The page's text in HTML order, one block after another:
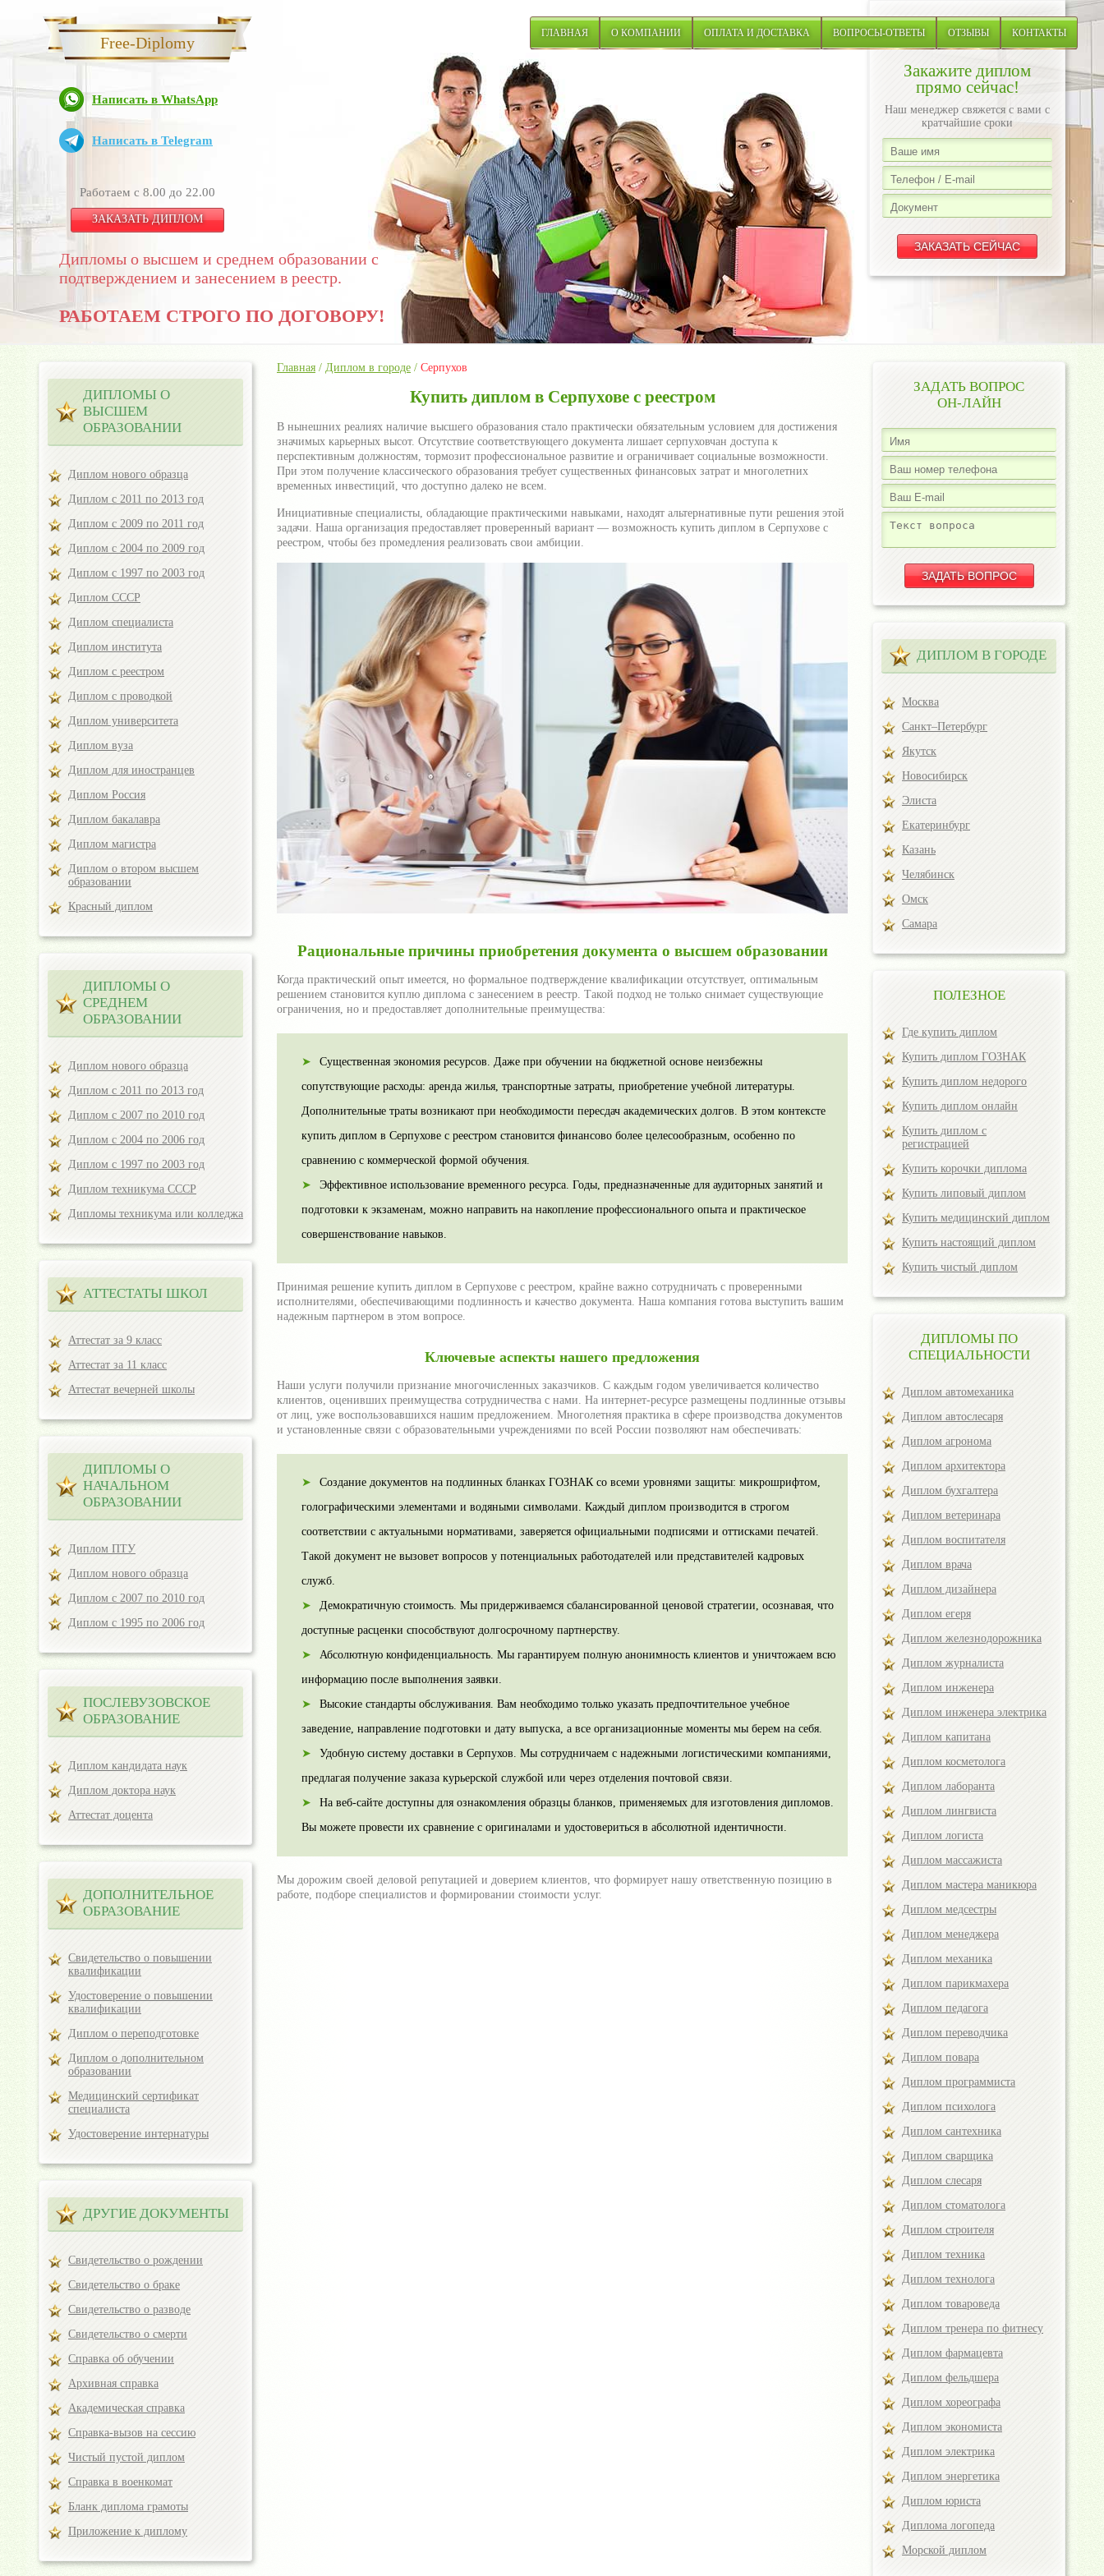
Free-Diplomy
Написать в WhatsApp
Написать в Telegram
Работаем с 8.00 до 22.00
ЗАКАЗАТЬ ДИПЛОМ
Дипломы о высшем и среднем образовании с
подтверждением и занесением в реестр.
РАБОТАЕМ СТРОГО ПО ДОГОВОРУ!
ГЛАВНАЯ О КОМПАНИИ ОПЛАТА И ДОСТАВКА ВОПРОСЫ-ОТВЕТЫ ОТЗЫВЫ КОНТАКТЫ
Закажите диплом
прямо сейчас!
Наш менеджер свяжется с вами с
кратчайшие сроки
Главная / Диплом в городе / Серпухов
Купить диплом в Серпухове с реестром
В нынешних реалиях наличие высшего образования стало практически обязательным условием для достижения
значимых карьерных высот. Отсутствие соответствующего документа лишает серпуховчан доступа к
перспективным должностям, тормозит профессиональное развитие и ограничивает социальные возможности.
При этом получение классического образования требует существенных финансовых затрат и многолетних
временных инвестиций, что доступно далеко не всем.
Инициативные специалисты, обладающие практическими навыками, находят альтернативные пути решения этой
задачи. Наша организация предоставляет проверенный вариант — возможность купить диплом в Серпухове с
реестром, чтобы без промедления реализовать свои амбиции.
Рациональные причины приобретения документа о высшем образовании
Когда практический опыт имеется, но формальное подтверждение квалификации отсутствует, оптимальным
решением становится куплю диплома с занесением в реестр. Такой подход не только снимает существующие
ограничения, но и предоставляет дополнительные преимущества:
Существенная экономия ресурсов. Даже при обучении на бюджетной основе неизбежны
сопутствующие расходы: аренда жилья, транспортные затраты, приобретение учебной литературы.
Дополнительные траты возникают при необходимости пересдач академических долгов. В этом контексте
купить диплом в Серпухове с реестром становится финансово более целесообразным, особенно по
сравнению с коммерческой формой обучения.
Эффективное использование временного ресурса. Годы, предназначенные для аудиторных занятий и
подготовки к экзаменам, можно направить на накопление профессионального опыта и практическое
совершенствование навыков.
Принимая решение купить диплом в Серпухове с реестром, крайне важно сотрудничать с проверенными
исполнителями, обеспечивающими подлинность и качество документа. Наша компания готова выступить вашим
надежным партнером в этом вопросе.
Ключевые аспекты нашего предложения
Наши услуги получили признание многочисленных заказчиков. С каждым годом увеличивается количество
клиентов, оценивших преимущества сотрудничества с нами. На интернет-ресурсе размещены подлинные отзывы
от лиц, уже воспользовавшихся нашим предложением. Многолетняя практика в сфере производства документов
и установленные связи с образовательными учреждениями по всей России позволяют нам обеспечивать:
Создание документов на подлинных бланках ГОЗНАК со всеми уровнями защиты: микрошрифтом,
голографическими элементами и водяными символами. Каждый диплом производится в строгом
соответствии с актуальными нормативами, заверяется официальными подписями и оттисками печатей.
Такой документ не вызовет вопросов у потенциальных работодателей или представителей кадровых
служб.
Демократичную стоимость. Мы придерживаемся сбалансированной ценовой стратегии, осознавая, что
доступные расценки способствуют долгосрочному партнерству.
Абсолютную конфиденциальность. Мы гарантируем полную анонимность клиентов и уничтожаем всю
информацию после выполнения заявки.
Высокие стандарты обслуживания. Вам необходимо только указать предпочтительное учебное
заведение, направление подготовки и дату выпуска, а все организационные моменты мы берем на себя.
Удобную систему доставки в Серпухов. Мы сотрудничаем с надежными логистическими компаниями,
предлагая получение заказа курьерской службой или через отделения почтовой связи.
На веб-сайте доступны для ознакомления образцы бланков, применяемых для изготовления дипломов.
Вы можете провести их сравнение с оригиналами и удостовериться в абсолютной идентичности.
Мы дорожим своей деловой репутацией и доверием клиентов, что формирует нашу ответственную позицию в
работе, подборе специалистов и формировании стоимости услуг.
ДИПЛОМЫ О
ВЫСШЕМ
ОБРАЗОВАНИИ
Диплом нового образца
Диплом с 2011 по 2013 год
Диплом с 2009 по 2011 год
Диплом с 2004 по 2009 год
Диплом с 1997 по 2003 год
Диплом СССР
Диплом специалиста
Диплом института
Диплом с реестром
Диплом с проводкой
Диплом университета
Диплом вуза
Диплом для иностранцев
Диплом Россия
Диплом бакалавра
Диплом магистра
Диплом о втором высшем
образовании
Красный диплом
ДИПЛОМЫ О
СРЕДНЕМ
ОБРАЗОВАНИИ
Диплом нового образца
Диплом с 2011 по 2013 год
Диплом с 2007 по 2010 год
Диплом с 2004 по 2006 год
Диплом с 1997 по 2003 год
Диплом техникума СССР
Дипломы техникума или колледжа
АТТЕСТАТЫ ШКОЛ
Аттестат за 9 класс
Аттестат за 11 класс
Аттестат вечерней школы
ДИПЛОМЫ О
НАЧАЛЬНОМ
ОБРАЗОВАНИИ
Диплом ПТУ
Диплом нового образца
Диплом с 2007 по 2010 год
Диплом с 1995 по 2006 год
ПОСЛЕВУЗОВСКОЕ
ОБРАЗОВАНИЕ
Диплом кандидата наук
Диплом доктора наук
Аттестат доцента
ДОПОЛНИТЕЛЬНОЕ
ОБРАЗОВАНИЕ
Свидетельство о повышении
квалификации
Удостоверение о повышении
квалификации
Диплом о переподготовке
Диплом о дополнительном
образовании
Медицинский сертификат
специалиста
Удостоверение интернатуры
ДРУГИЕ ДОКУМЕНТЫ
Свидетельство о рождении
Свидетельство о браке
Свидетельство о разводе
Свидетельство о смерти
Справка об обучении
Архивная справка
Академическая справка
Справка-вызов на сессию
Чистый пустой диплом
Справка в военкомат
Бланк диплома грамоты
Приложение к диплому
ЗАДАТЬ ВОПРОС
ОН-ЛАЙН
ДИПЛОМ В ГОРОДЕ
Москва
Санкт–Петербург
Якутск
Новосибирск
Элиста
Екатеринбург
Казань
Челябинск
Омск
Самара
ПОЛЕЗНОЕ
Где купить диплом
Купить диплом ГОЗНАК
Купить диплом недорого
Купить диплом онлайн
Купить диплом с
регистрацией
Купить корочки диплома
Купить липовый диплом
Купить медицинский диплом
Купить настоящий диплом
Купить чистый диплом
ДИПЛОМЫ ПО
СПЕЦИАЛЬНОСТИ
Диплом автомеханика
Диплом автослесаря
Диплом агронома
Диплом архитектора
Диплом бухгалтера
Диплом ветеринара
Диплом воспитателя
Диплом врача
Диплом дизайнера
Диплом егеря
Диплом железнодорожника
Диплом журналиста
Диплом инженера
Диплом инженера электрика
Диплом капитана
Диплом косметолога
Диплом лаборанта
Диплом лингвиста
Диплом логиста
Диплом массажиста
Диплом мастера маникюра
Диплом медсестры
Диплом менеджера
Диплом механика
Диплом парикмахера
Диплом педагога
Диплом переводчика
Диплом повара
Диплом программиста
Диплом психолога
Диплом сантехника
Диплом сварщика
Диплом слесаря
Диплом стоматолога
Диплом строителя
Диплом техника
Диплом технолога
Диплом товароведа
Диплом тренера по фитнесу
Диплом фармацевта
Диплом фельдшера
Диплом хореографа
Диплом экономиста
Диплом электрика
Диплом энергетика
Диплом юриста
Диплома логопеда
Морской диплом